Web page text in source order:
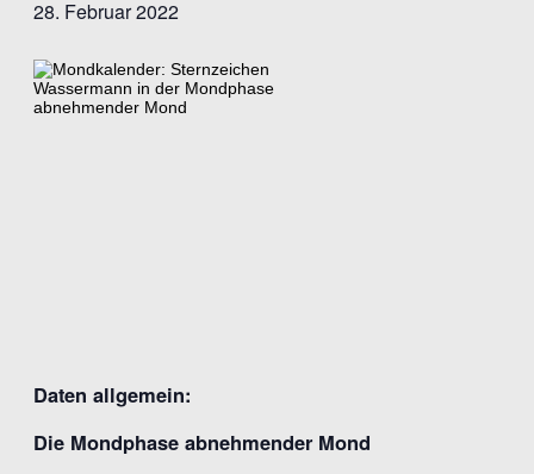
28. Februar 2022
Daten allgemein:
Die Mondphase abnehmender Mond